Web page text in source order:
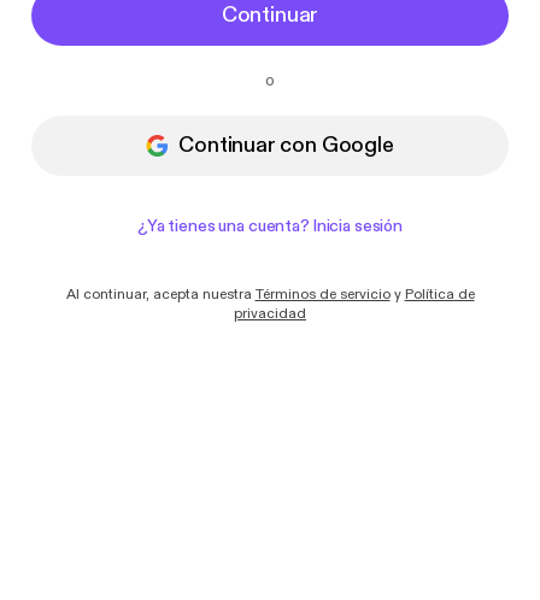
Continuar
o
Continuar con Google
¿Ya tienes una cuenta? Inicia sesión
Al continuar, acepta nuestra Términos de servicio y Política de
privacidad